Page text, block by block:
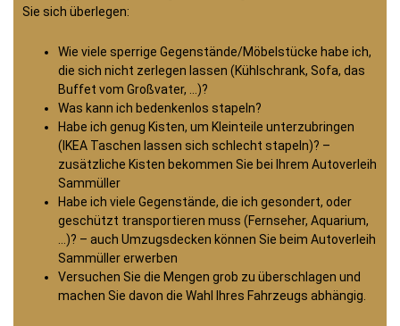
Sie sich überlegen:
Wie viele sperrige Gegenstände/Möbelstücke habe ich,
die sich nicht zerlegen lassen (Kühlschrank, Sofa, das
Buffet vom Großvater, …)?
Was kann ich bedenkenlos stapeln?
Habe ich genug Kisten, um Kleinteile unterzubringen
(IKEA Taschen lassen sich schlecht stapeln)? –
zusätzliche Kisten bekommen Sie bei Ihrem Autoverleih
Sammüller
Habe ich viele Gegenstände, die ich gesondert, oder
geschützt transportieren muss (Fernseher, Aquarium,
…)? – auch Umzugsdecken können Sie beim Autoverleih
Sammüller erwerben
Versuchen Sie die Mengen grob zu überschlagen und
machen Sie davon die Wahl Ihres Fahrzeugs abhängig.